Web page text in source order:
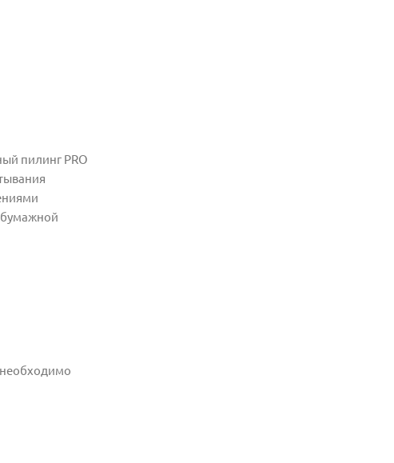
пилинг PRO
бумажной
необходимо